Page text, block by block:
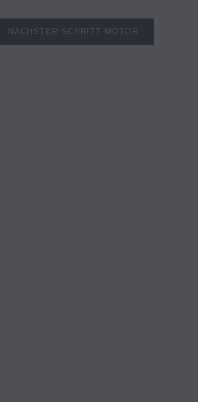
NÄCHSTER SCHRITT MOTOR